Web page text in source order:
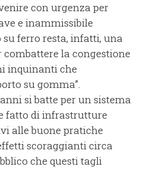
con urgenza per
e inammissibile
ferro resta, infatti, una
la congestione
inquinanti che
su gomma”.
si batte per un sistema
fatto di infrastrutture
alle buone pratiche
scoraggianti circa
che questi tagli